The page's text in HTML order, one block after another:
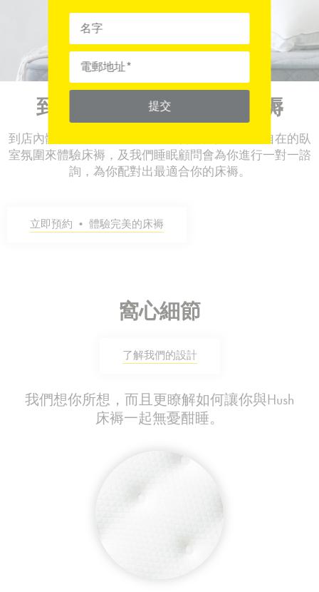
到門市體驗Hush Home床褥
到店內體驗我們的新床褥。我們會為你打造舒適自在的臥
室氛圍來體驗床褥，及我們睡眠顧問會為你進行一對一諮
詢，為你配對出最適合你的床褥。
立即預約 • 體驗完美的床褥
窩心細節
了解我們的設計
我們想你所想，而且更瞭解如何讓你與Hush
床褥一起無憂酣睡。
提交